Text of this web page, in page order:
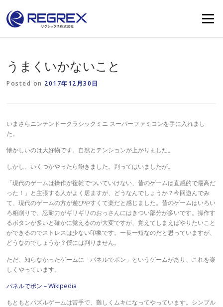
content
Menu
うまくいかないこと
Posted on 2017年12月30日
いまさらニンテンドークラシックミニ スーパーファミコンを手に入れまし
た。
懐かしいのは大好物です。自然とテンションが上がりました。
しかし、いくつかやったら飽きました。判ってはいましたが。
「現代のゲームは操作が複雑でついていけない、昔のゲームは直感的で最高だ
った！」と主張する人がよく居ますが、どうなんでしょうか？今回遊んでみ
て、現代のゲームの方が遊びやすくて楽だと感じました。昔のゲームはいろい
ろ粗削りで、忍耐力がギリギリのおっさんにはきつい部分が多いです。操作す
るボタンが多いと確かに覚えるのが大変ですが、覚えてしまえばやりたいこと
ができるのでストレスは少ない印象です。一長一短なのだと思っていますが、
どうなのでしょうか？僕には判りません。
ただ、知らなかったゲームに「パネルでポン」というゲームがあり、これを楽
しくやっています。
パネルでポン – Wikipedia
もともとパズルゲームは苦手で、難しくムキになってやっています。シンプル